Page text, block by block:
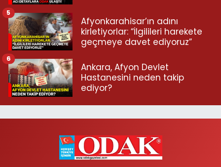
Afyonkarahisar’ın adını
kirletiyorlar: “İlgilileri harekete
geçmeye davet ediyoruz”
5
Ankara, Afyon Devlet
Hastanesini neden takip
ediyor?
6